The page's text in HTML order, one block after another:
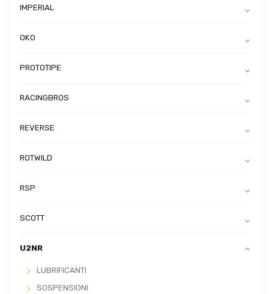
IMPERIAL
OKO
PROTOTIPE
RACINGBROS
REVERSE
ROTWILD
RSP
SCOTT
U2NR
LUBRIFICANTI
SOSPENSIONI